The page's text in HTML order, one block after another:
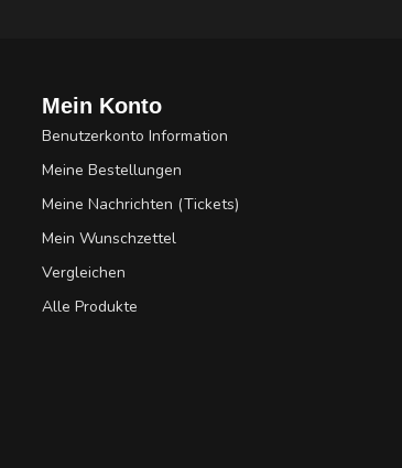
Mein Konto
Benutzerkonto Information
Meine Bestellungen
Meine Nachrichten (Tickets)
Mein Wunschzettel
Vergleichen
Alle Produkte